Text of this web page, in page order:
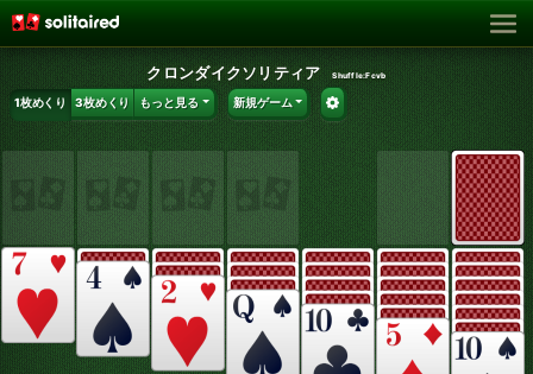
クロンダイクソリティア Shuffle:Fcvb
1枚めくり 3枚めくり もっと見る 新規ゲーム